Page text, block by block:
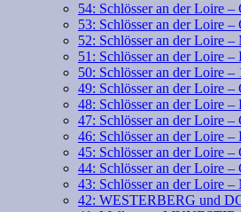
54: Schlösser an der Loire
53: Schlösser an der Loire
52: Schlösser an der Loire
51: Schlösser an der Loire
50: Schlösser an der Loire
49: Schlösser an der Loire
48: Schlösser an der Loire
47: Schlösser an der Loire
46: Schlösser an der Loire
45: Schlösser an der Loire
44: Schlösser an der Loire
43: Schlösser an der Loire
42: WESTERBERG und